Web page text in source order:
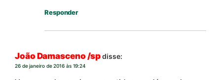
Responder
João Damasceno /spdisse:
26 de janeiro de 2016 às 19:24